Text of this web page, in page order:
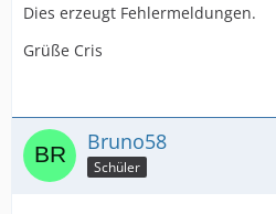
Dies erzeugt Fehlermeldungen.
Grüße Cris
Bruno58
Schüler